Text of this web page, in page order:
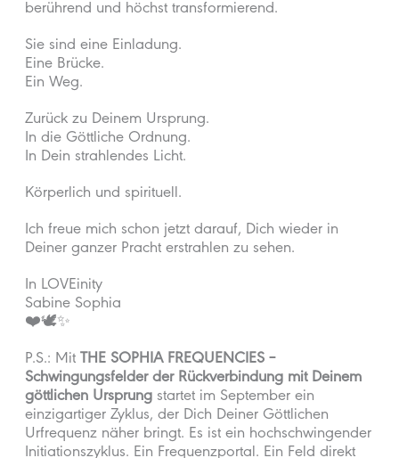
berührend und höchst transformierend.
Sie sind eine Einladung.
Eine Brücke.
Ein Weg.
Zurück zu Deinem Ursprung.
In die Göttliche Ordnung.
In Dein strahlendes Licht.
Körperlich und spirituell.
Ich freue mich schon jetzt darauf, Dich wieder in
Deiner ganzer Pracht erstrahlen zu sehen.
In LOVEinity
Sabine Sophia
❤️🕊️✨
P.S.: Mit THE SOPHIA FREQUENCIES –
Schwingungsfelder der Rückverbindung mit Deinem
göttlichen Ursprung startet im September ein
einzigartiger Zyklus, der Dich Deiner Göttlichen
Urfrequenz näher bringt. Es ist ein hochschwingender
Initiationszyklus. Ein Frequenzportal. Ein Feld direkt